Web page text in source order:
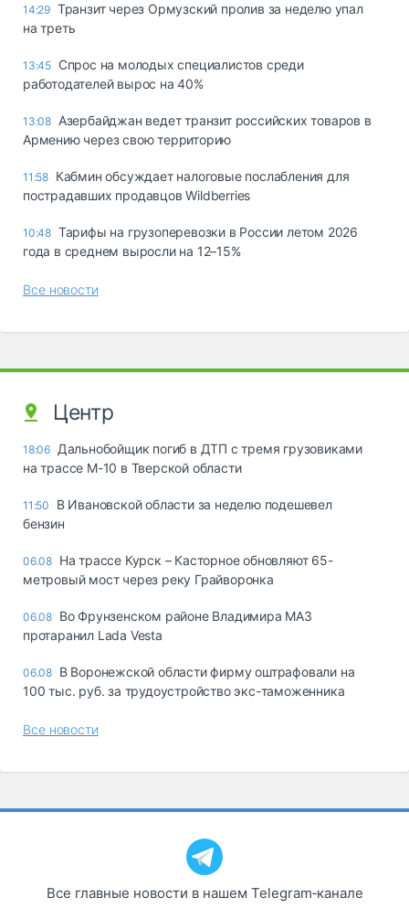
14:29 Транзит через Ормузский пролив за неделю упал
на треть
13:45 Спрос на молодых специалистов среди
работодателей вырос на 40%
13:08 Азербайджан ведет транзит российских товаров в
Армению через свою территорию
11:58 Кабмин обсуждает налоговые послабления для
пострадавших продавцов Wildberries
10:48 Тарифы на грузоперевозки в России летом 2026
года в среднем выросли на 12–15%
Все новости
Центр
18:06 Дальнобойщик погиб в ДТП с тремя грузовиками
на трассе М-10 в Тверской области
11:50
В Ивановской области за неделю подешевел
бензин
06.08 На трассе Курск – Касторное обновляют 65-
метровый мост через реку Грайворонка
06.08 Во Фрунзенском районе Владимира МАЗ
протаранил Lada Vesta
06.08 В Воронежской области фирму оштрафовали на
100 тыс. руб. за трудоустройство экс-таможенника
Все новости
Все главные новости в нашем Telegram‑канале